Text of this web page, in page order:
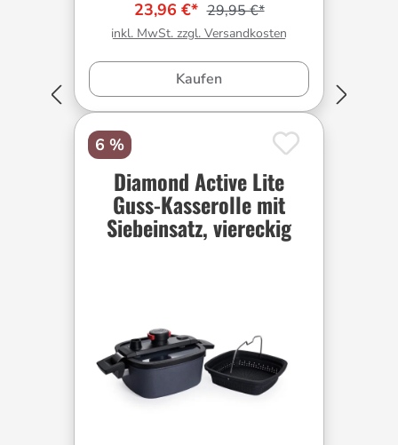
23,96 €* 29,95 €*
inkl. MwSt. zzgl. Versandkosten
Kaufen
6 %
Diamond Active Lite
Guss-Kasserolle mit
Siebeinsatz, viereckig